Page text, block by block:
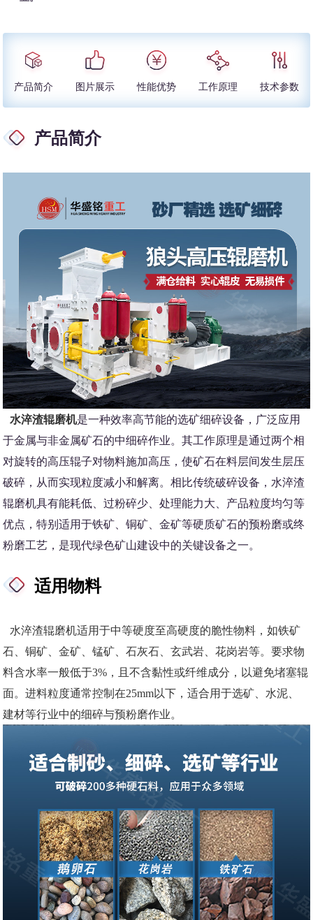
产品简介 图片展示 性能优势 工作原理 技术参数
产品简介
水淬渣辊磨机是一种效率高节能的选矿细碎设备，广泛应用
于金属与非金属矿石的中细碎作业。其工作原理是通过两个相
对旋转的高压辊子对物料施加高压，使矿石在料层间发生层压
破碎，从而实现粒度减小和解离。相比传统破碎设备，水淬渣
辊磨机具有能耗低、过粉碎少、处理能力大、产品粒度均匀等
优点，特别适用于铁矿、铜矿、金矿等硬质矿石的预粉磨或终
粉磨工艺，是现代绿色矿山建设中的关键设备之一。
适用物料
水淬渣辊磨机适用于中等硬度至高硬度的脆性物料，如铁矿
石、铜矿、金矿、锰矿、石灰石、玄武岩、花岗岩等。要求物
料含水率一般低于3%，且不含黏性或纤维成分，以避免堵塞辊
面。进料粒度通常控制在25mm以下，适合用于选矿、水泥、
建材等行业中的细碎与预粉磨作业。